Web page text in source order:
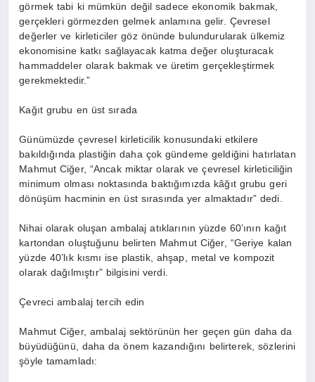
görmek tabi ki mümkün değil sadece ekonomik bakmak,
gerçekleri görmezden gelmek anlamına gelir. Çevresel
değerler ve kirleticiler göz önünde bulundurularak ülkemiz
ekonomisine katkı sağlayacak katma değer oluşturacak
hammaddeler olarak bakmak ve üretim gerçekleştirmek
gerekmektedir.”
Kağıt grubu en üst sırada
Günümüzde çevresel kirleticilik konusundaki etkilere
bakıldığında plastiğin daha çok gündeme geldiğini hatırlatan
Mahmut Ciğer, “Ancak miktar olarak ve çevresel kirleticiliğin
minimum olması noktasında baktığımızda kâğıt grubu geri
dönüşüm hacminin en üst sırasında yer almaktadır” dedi.
Nihai olarak oluşan ambalaj atıklarının yüzde 60’ının kağıt
kartondan oluştuğunu belirten Mahmut Ciğer, “Geriye kalan
yüzde 40’lık kısmı ise plastik, ahşap, metal ve kompozit
olarak dağılmıştır” bilgisini verdi.
Çevreci ambalaj tercih edin
Mahmut Ciğer, ambalaj sektörünün her geçen gün daha da
büyüdüğünü, daha da önem kazandığını belirterek, sözlerini
şöyle tamamladı: